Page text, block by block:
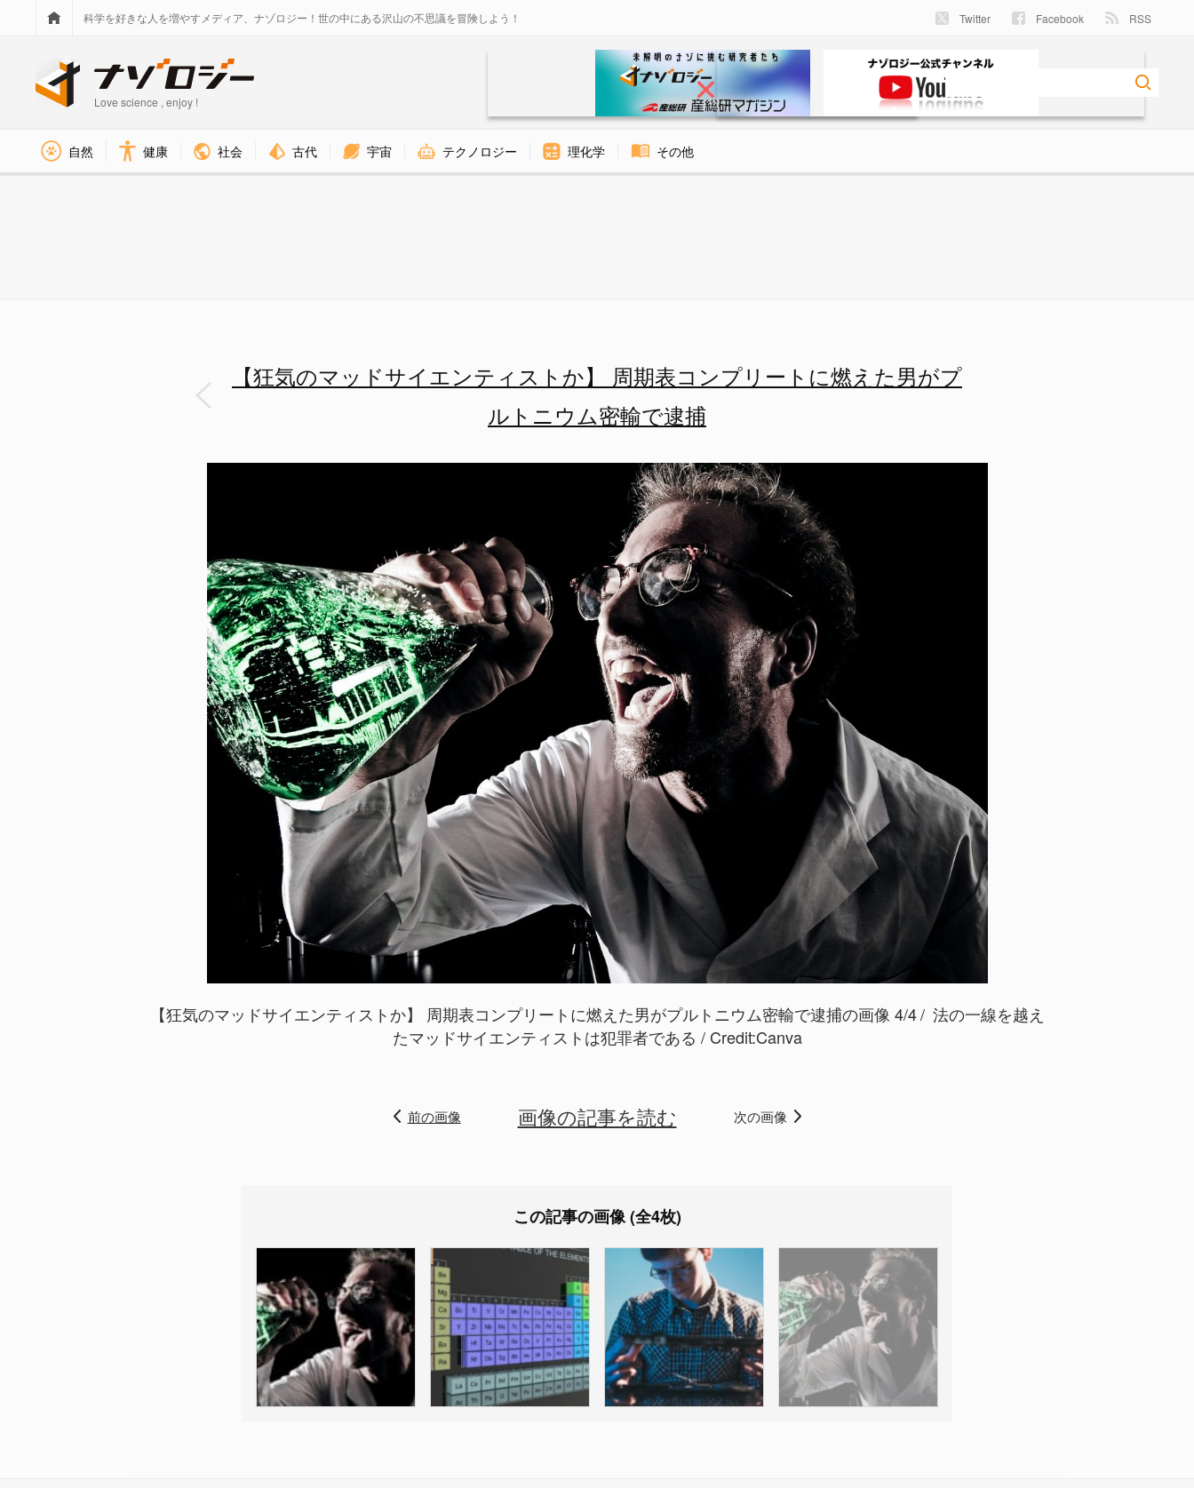
科学を好きな人を増やすメディア、ナゾロジー！世の中にある沢山の不思議を冒険しよう！ Twitter Facebook RSS
Love science , enjoy !
自然 健康 社会 古代 宇宙 テクノロジー 理化学 その他
【狂気のマッドサイエンティストか】 周期表コンプリートに燃えた男がプ
ルトニウム密輸で逮捕
【狂気のマッドサイエンティストか】 周期表コンプリートに燃えた男がプルトニウム密輸で逮捕の画像 4/4
法の一線を越え
たマッドサイエンティストは犯罪者である / Credit:Canva
前の画像 画像の記事を読む 次の画像
この記事の画像 (全4枚)